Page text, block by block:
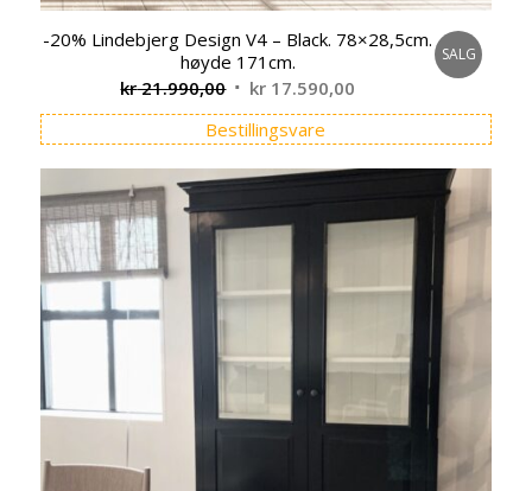
-20% Lindebjerg Design V4 – Black. 78×28,5cm.
høyde 171cm.
kr21.990,00 Opprinnelig
pris
var:
kr 21.990,00.
kr 17.590,00
pris
er:
kr 17.590,00.
SALG
Bestillingsvare